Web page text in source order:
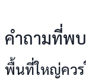
คำถามที่พ
พื้นที่ใหญ่คว